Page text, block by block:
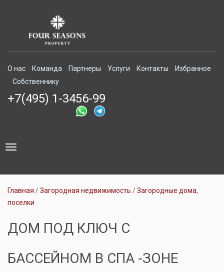
О нас Команда Партнеры Услуги Контакты
Избранное
Собственнику
+7(495) 1-3456-99
Toggle
Главная Загородная недвижимость
Загородные дома,
поселки
ДОМ ПОД КЛЮЧ С
БАССЕЙНОМ В СПА -ЗОНЕ